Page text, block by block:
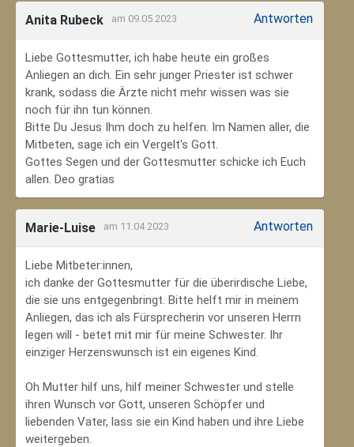
Anita Rubeck am 09.05.2023 Antworten
Liebe Gottesmutter, ich habe heute ein großes
Anliegen an dich. Ein sehr junger Priester ist schwer
krank, sodass die Ärzte nicht mehr wissen was sie
noch für ihn tun können.
Bitte Du Jesus Ihm doch zu helfen. Im Namen aller, die
Mitbeten, sage ich ein Vergelt's Gott.
Gottes Segen und der Gottesmutter schicke ich Euch
allen. Deo gratias
Marie-Luise am 11.04.2023 Antworten
Liebe Mitbeter:innen,
ich danke der Gottesmutter für die überirdische Liebe,
die sie uns entgegenbringt. Bitte helft mir in meinem
Anliegen, das ich als Fürsprecherin vor unseren Herrn
legen will - betet mit mir für meine Schwester. Ihr
einziger Herzenswunsch ist ein eigenes Kind.
Oh Mutter hilf uns, hilf meiner Schwester und stelle
ihren Wunsch vor Gott, unseren Schöpfer und
liebenden Vater, lass sie ein Kind haben und ihre Liebe
weitergeben.